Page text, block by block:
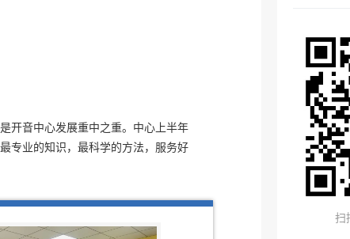
开音中心发展重中之重。中心上半年
专业的知识，最科学的方法，服务好
扫